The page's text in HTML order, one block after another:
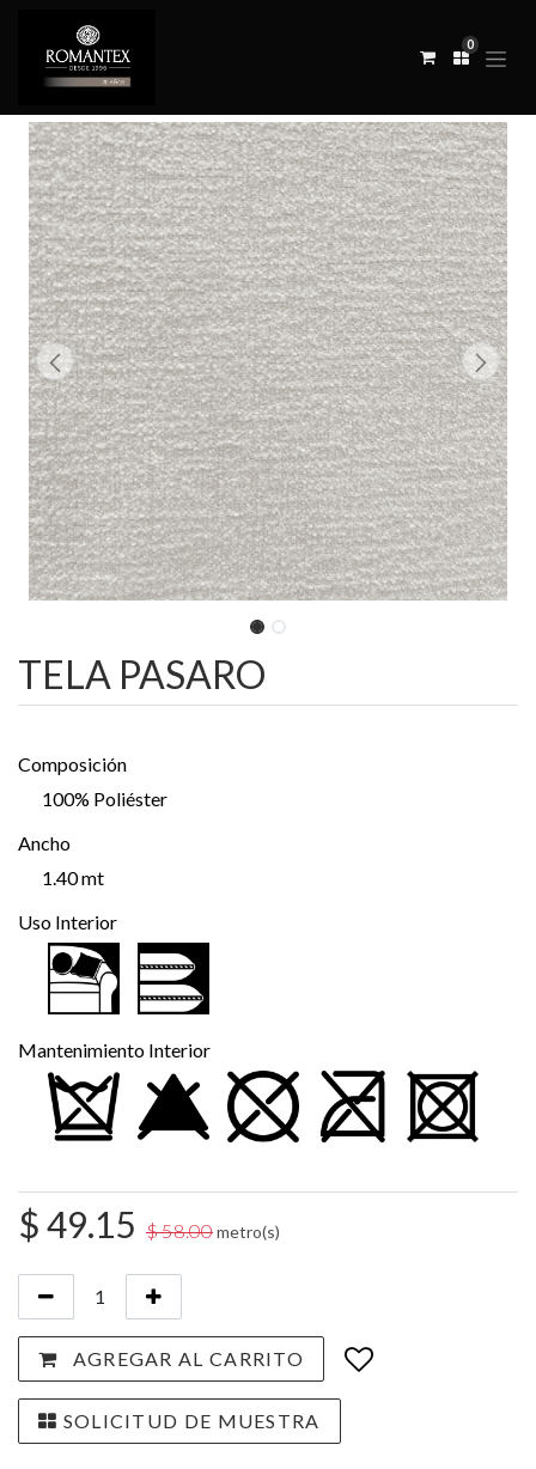
0
TELA PASARO
Composición
100% Poliéster
Ancho
1.40 mt
Uso Interior
Mantenimiento Interior
$49.15 $58.00metro(s)
AGREGAR AL CARRITO
SOLICITUD DE MUESTRA